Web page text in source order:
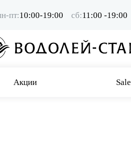
пт:10:00-19:00 сб:11:00 -19:00
Акции Sale